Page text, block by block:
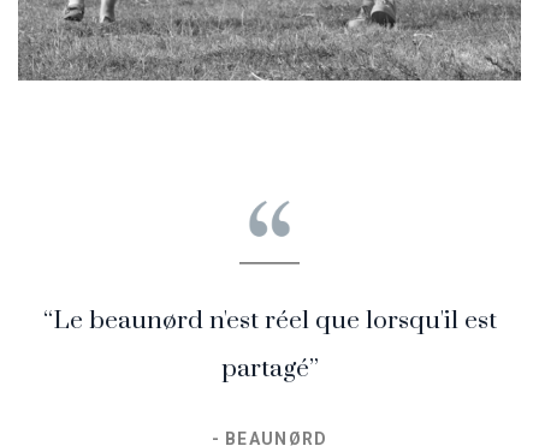
“Le beaunørd n'est réel que lorsqu'il est
partagé”
- BEAUNØRD